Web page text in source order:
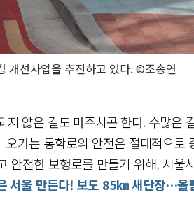
개선사업을 추진하고 있다. ©조송연
않은 길도 마주치곤 한다. 수많은
오가는 통학로의 안전은 절대적으로
안전한 보행로를 만들기 위해, 서울
서울 만든다! 보도 85㎞ 새단장…올